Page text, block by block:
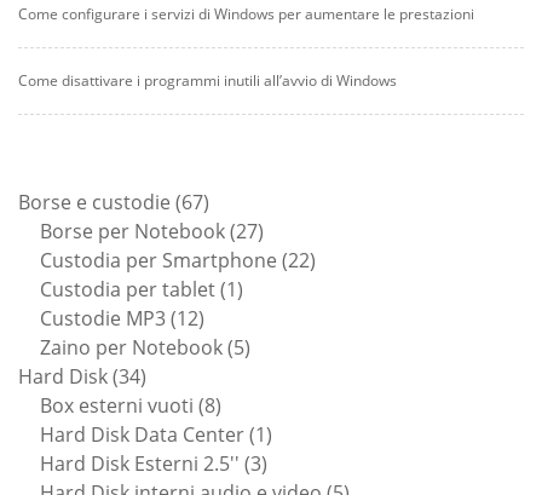
Come configurare i servizi di Windows per aumentare le prestazioni
Come disattivare i programmi inutili all’avvio di Windows
Borse e custodie 6767
prodotti
Borse per Notebook 2727
prodotti
Custodia per Smartphone 2222
Custodia per tablet 11
Custodie MP3 1212
prodotti
Zaino per Notebook 55
Hard Disk 3434
prodotti
Box esterni vuoti 88
prodotti
Hard Disk Data Center 11
prodotto
Hard Disk Esterni 2.5'' 33